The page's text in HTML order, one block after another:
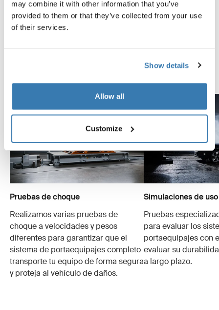
may combine it with other information that you’ve
provided to them or that they’ve collected from your use
of their services.
Show details
Allow all
Customize
extremas. Nuestros sistemas de portaequipajes están
diseñados para cargar tus equipos y ser instalados de
la forma más segura y firme posible. A continuación, te
Pruebas de choque
Realizamos varias pruebas de
choque a velocidades y pesos
diferentes para garantizar que el
sistema de portaequipajes completo
transporte tu equipo de forma segura
y proteja al vehículo de daños.
Simulaciones de
Pruebas
para evaluar los
portaequipajes con
evaluar su
a largo plazo.